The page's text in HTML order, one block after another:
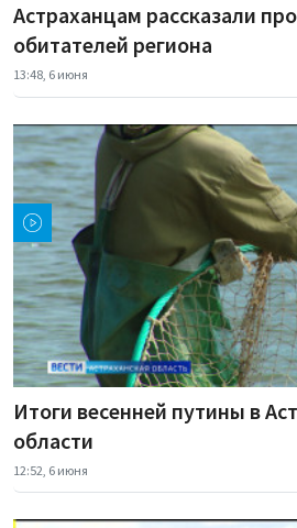
Астраханцам рассказали
обитателей региона
13:48, 6 июня
Итоги весенней путины в
области
12:52, 6 июня